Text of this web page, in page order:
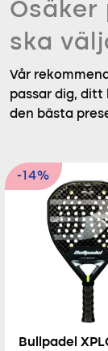
Osäker
ska
Vår
passar dig, ditt
den bästa
-14%
Bullpadel